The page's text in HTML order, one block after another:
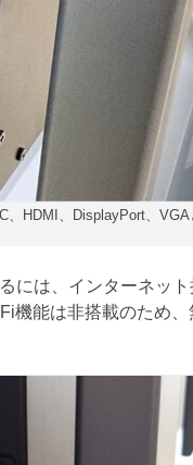
、HDMI、DisplayPort、VGA
には、インターネット
機能は非搭載のため